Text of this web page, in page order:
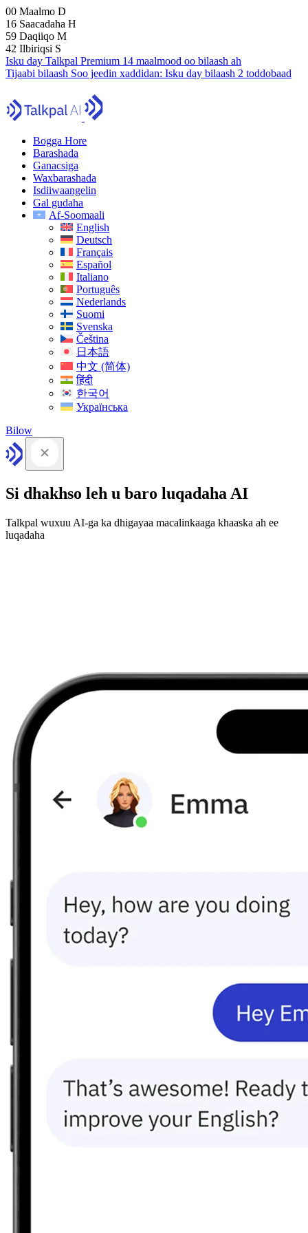
00 Maalmo D
16 Saacadaha H
59 Daqiiqo M
41 Ilbiriqsi S
Isku day Talkpal Premium 14 maalmood oo bilaash ah
Tijaabi bilaash Soo jeedin xaddidan: Isku day bilaash 2 toddobaad
Bogga Hore
Barashada
Ganacsiga
Waxbarashada
Isdiiwaangelin
Gal gudaha
Af-Soomaali
English
Deutsch
Français
Español
Italiano
Português
Nederlands
Suomi
Svenska
Čeština
日本語
中文 (简体)
हिंदी
한국어
Українська
Bilow
Si dhakhso leh u baro luqadaha AI
Talkpal wuxuu AI-ga ka dhigayaa macalinkaaga khaaska ah ee
luqadaha